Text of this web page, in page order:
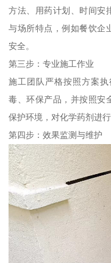
方法、用药计划、时间安
与场所特点，例如餐饮企
安全。
第三步：专业施工作业
施工团队严格按照方案
毒、环保产品，并按照安
保护环境，对化学药剂进
第四步：效果监测与维护